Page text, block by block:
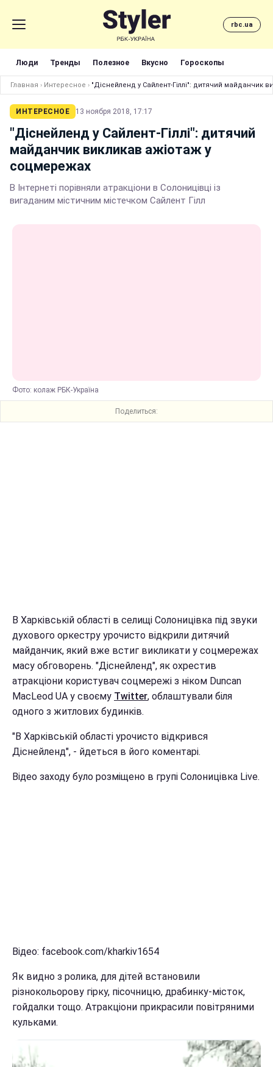
rbc.ua
Люди Тренды Полезное Вкусно Гороскопы
Главная › Интересное › "Діснейленд у Сайлент-Гіллі": дитячий майданчик
ИНТЕРЕСНОЕ 13 ноября 2018, 17:17
"Діснейленд у Сайлент-Гіллі": дитячий
майданчик викликав ажіотаж у
соцмережах
В Інтернеті порівняли атракціони в Солоницівці із
вигаданим містичним містечком Сайлент Гілл
Фото: колаж РБК-Україна
Поделиться:
В Харківській області в селищі Солоницівка під звуки
духового оркестру урочисто відкрили дитячий
майданчик, який вже встиг викликати у соцмережах
масу обговорень. "Діснейленд", як охрестив
атракціони користувач соцмережі з ніком Duncan
MacLeod UA у своєму Twitter, облаштували біля
одного з житлових будинків.
"В Харківській області урочисто відкрився
Діснейленд", - йдеться в його коментарі.
Відео заходу було розміщено в групі Солоницівка Live.
Відео: facebook.com/kharkiv1654
Як видно з ролика, для дітей встановили
різнокольорову гірку, пісочницю, драбинку-місток,
гойдалки тощо. Атракціони прикрасили повітряними
кульками.